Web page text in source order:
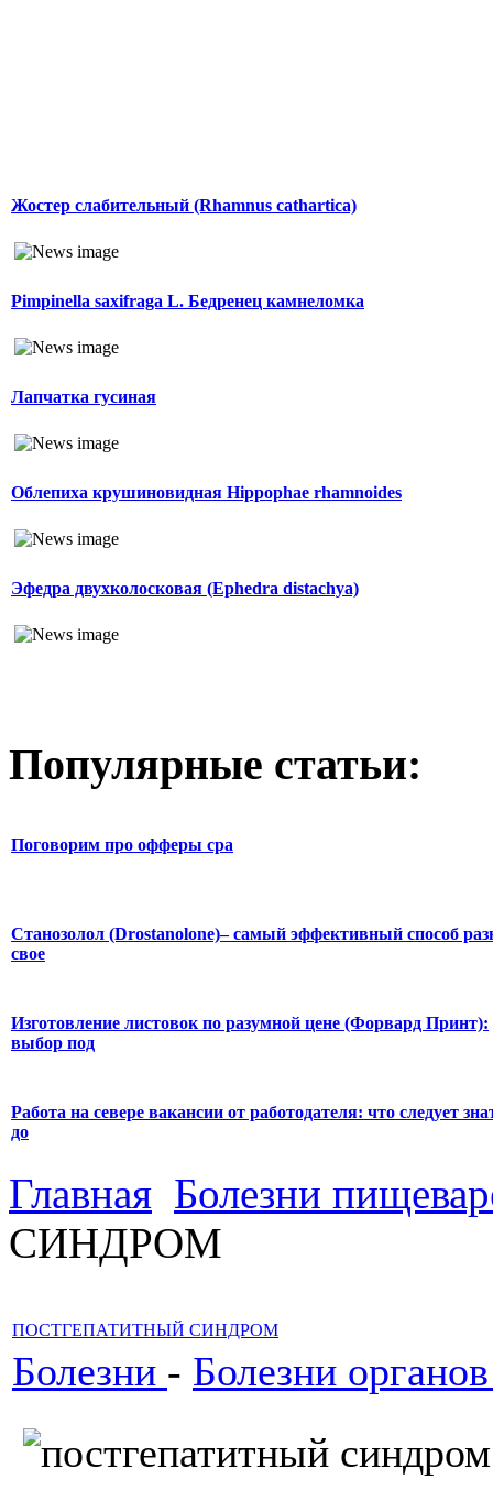
Жостер слабительный (Rhamnus cathartica)
Pimpinella saxifraga L. Бедренец камнеломка
Лапчатка гусиная
Облепиха крушиновидная Hippophae rhamnoides
Эфедра двухколосковая (Ephedra distachya)
Популярные статьи:
Поговорим про офферы cpa
Станозолол (Drostanolone)– самый эффективный способ
свое
Изготовление листовок по разумной цене (Форвард Принт):
выбор под
Работа на севере вакансии от работодателя: что следует
до
Главная Болезни
СИНДРОМ
ПОСТГЕПАТИТНЫЙ СИНДРОМ
Болезни - Болезни